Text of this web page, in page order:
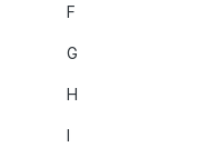
F
G
H
I